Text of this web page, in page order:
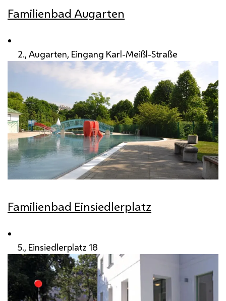
Familienbad Augarten
2., Augarten, Eingang Karl-Meißl-Straße
Familienbad Einsiedlerplatz
5., Einsiedlerplatz 18